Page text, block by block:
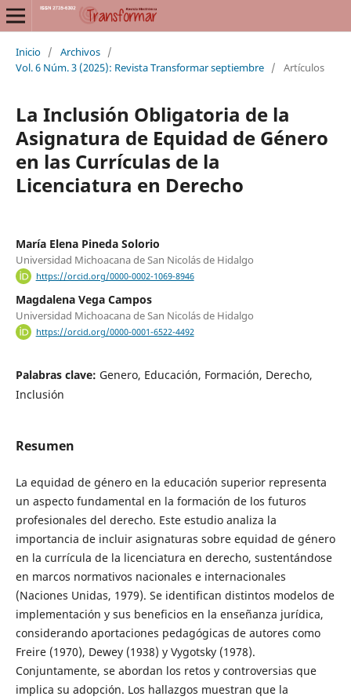
Inicio / Archivos /
Vol. 6 Núm. 3 (2025): Revista Transformar septiembre / Artículos
La Inclusión Obligatoria de la
Asignatura de Equidad de Género
en las Currículas de la
Licenciatura en Derecho
María Elena Pineda Solorio
Universidad Michoacana de San Nicolás de Hidalgo
https://orcid.org/0000-0002-1069-8946
Magdalena Vega Campos
Universidad Michoacana de San Nicolás de Hidalgo
https://orcid.org/0000-0001-6522-4492
Palabras clave: Genero, Educación, Formación, Derecho,
Inclusión
Resumen
La equidad de género en la educación superior representa
un aspecto fundamental en la formación de los futuros
profesionales del derecho. Este estudio analiza la
importancia de incluir asignaturas sobre equidad de género
en la currícula de la licenciatura en derecho, sustentándose
en marcos normativos nacionales e internacionales
(Naciones Unidas, 1979). Se identifican distintos modelos de
implementación y sus beneficios en la enseñanza jurídica,
considerando aportaciones pedagógicas de autores como
Freire (1970), Dewey (1938) y Vygotsky (1978).
Conjuntamente, se abordan los retos y controversias que
implica su adopción. Los hallazgos muestran que la